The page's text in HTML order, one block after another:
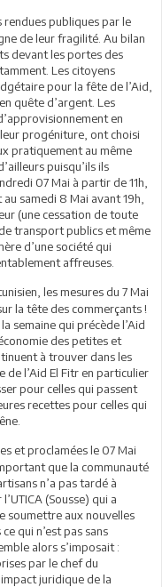
rendues publiques par le
de leur fragilité. Au bilan
devant les portes des
Les citoyens
pour la fête de l’Aid,
quête d’argent. Les
en
progéniture, ont choisi
pratiquement au même
puisqu’ils ils
07 Mai à partir de 11h,
samedi 8 Mai avant 19h,
(une cessation de toute
transport publics et même
d’une société qui
affreuses.
les mesures du 7 Mai
la tête des commerçants !
semaine qui précède l’Aid
des petites et
à trouver dans les
l’Aid El Fitr en particulier
pour celles qui passent
recettes pour celles qui
et proclamées le 07 Mai
que la communauté
n’a pas tardé à
(Sousse) qui a
soumettre aux nouvelles
qui n’est pas sans
alors s’imposait :
par le chef du
juridique de la